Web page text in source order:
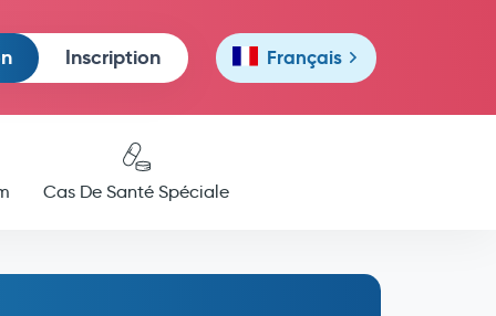
Inscription Français
Cas De Santé Spéciale